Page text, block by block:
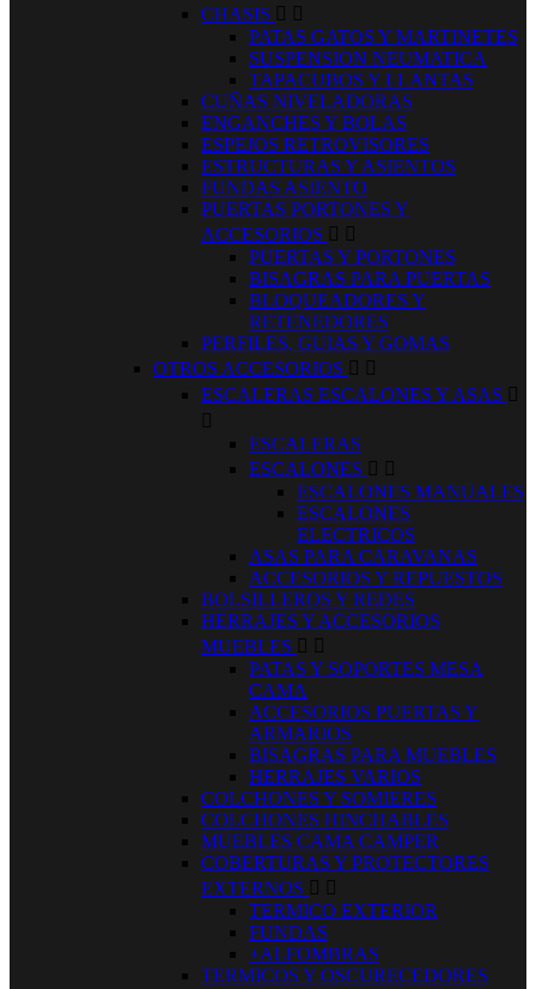
CHASIS  
PATAS GATOS Y MARTINETES
SUSPENSION NEUMATICA
TAPACUBOS Y LLANTAS
CUÑAS NIVELADORAS
ENGANCHES Y BOLAS
ESPEJOS RETROVISORES
ESTRUCTURAS Y ASIENTOS
FUNDAS ASIENTO
PUERTAS PORTONES Y
ACCESORIOS  
PUERTAS Y PORTONES
BISAGRAS PARA PUERTAS
BLOQUEADORES Y
RETENEDORES
PERFILES, GUIAS Y GOMAS
OTROS ACCESORIOS  
ESCALERAS ESCALONES Y ASAS 

ESCALERAS
ESCALONES  
ESCALONES MANUALES
ESCALONES
ELECTRICOS
ASAS PARA CARAVANAS
ACCESORIOS Y REPUESTOS
BOLSILLEROS Y REDES
HERRAJES Y ACCESORIOS
MUEBLES  
PATAS Y SOPORTES MESA
CAMA
ACCESORIOS PUERTAS Y
ARMARIOS
BISAGRAS PARA MUEBLES
HERRAJES VARIOS
COLCHONES Y SOMIERES
COLCHONES HINCHABLES
MUEBLES CAMA CAMPER
COBERTURAS Y PROTECTORES
EXTERNOS  
TERMICO EXTERIOR
FUNDAS
+ALFOMBRAS
TERMICOS Y OSCURECEDORES